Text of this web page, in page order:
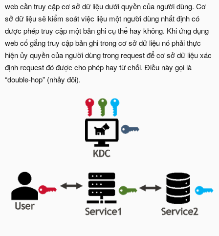
web cần truy cập cơ sở dữ liệu dưới quyền của người dùng. Cơ
sở dữ liệu sẽ kiểm soát việc liệu một người dùng nhất định có
được phép truy cập một bản ghi cụ thể hay không. Khi ứng dụng
web cố gắng truy cập bản ghi trong cơ sở dữ liệu nó phải thực
hiện ủy quyền của người dùng trong request để cơ sở dữ liệu xác
định request đó được cho phép hay từ chối. Điều này gọi là
“double-hop” (nhảy đôi).